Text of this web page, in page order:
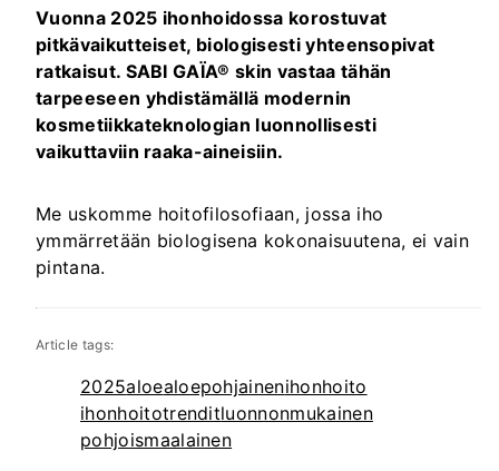
Vuonna 2025 ihonhoidossa korostuvat
pitkävaikutteiset, biologisesti yhteensopivat
ratkaisut. SABI GAÏA® skin vastaa tähän
tarpeeseen yhdistämällä modernin
kosmetiikkateknologian luonnollisesti
vaikuttaviin raaka-aineisiin.
Me uskomme hoitofilosofiaan, jossa iho
ymmärretään biologisena kokonaisuutena, ei vain
pintana.
Article tags:
2025aloealoepohjainenihonhoito
ihonhoitotrenditluonnonmukainen
pohjoismaalainen